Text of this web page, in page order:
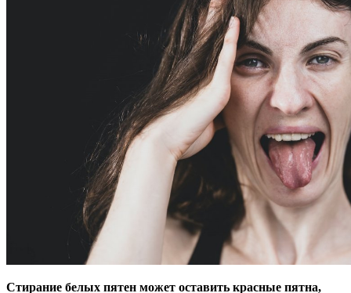
Стирание белых пятен может оставить красные пятна,